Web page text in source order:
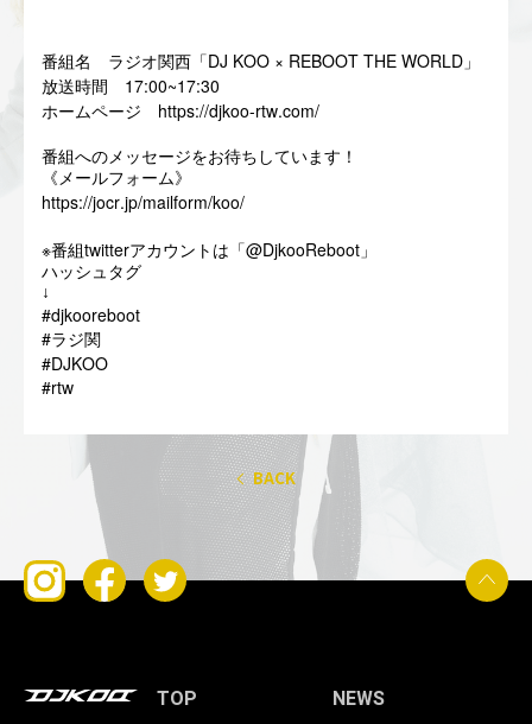
番組名 ラジオ関西「 DJ KOO × REBOOT THE WORLD 」
放送時間 17:00~17:30
ホームページ https://djkoo-rtw.com/
番組へのメッセージをお待ちしています！
《メールフォーム》
https://jocr.jp/mailform/koo/
※番組 twitterアカウントは「 @DjkooReboot 」
ハッシュタグ
↓
#djkooreboot
#ラジ関
#DJKOO
#rtw
BACK
TOP NEWS